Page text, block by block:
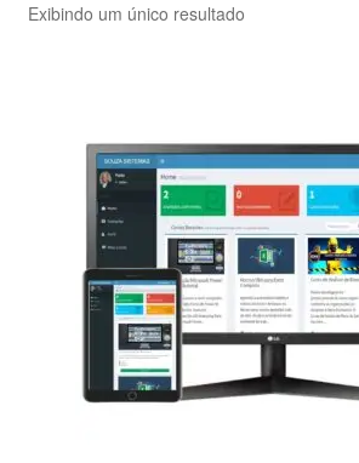
Contato
Exibindo um único resultado